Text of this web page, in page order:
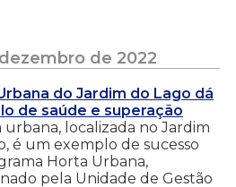
de 2022
do Jardim do Lago dá
de saúde e superação
urbana, localizada no Jardim
é um exemplo de sucesso
Horta Urbana,
pela Unidade de Gestão